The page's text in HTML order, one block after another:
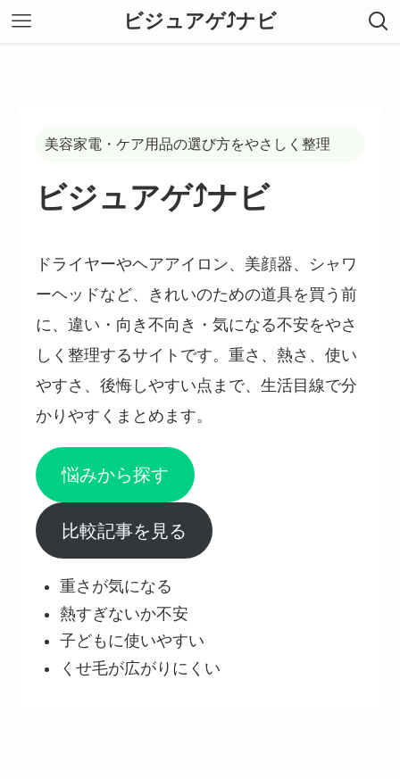
ビジュアゲ⤴ナビ
美容家電・ケア用品の選び方をやさしく整理
ビジュアゲ⤴ナビ
ドライヤーやヘアアイロン、美顔器、シャワ
ーヘッドなど、きれいのための道具を買う前
に、違い・向き不向き・気になる不安をやさ
しく整理するサイトです。重さ、熱さ、使い
やすさ、後悔しやすい点まで、生活目線で分
かりやすくまとめます。
悩みから探す
比較記事を見る
重さが気になる
熱すぎないか不安
子どもに使いやすい
くせ毛が広がりにくい